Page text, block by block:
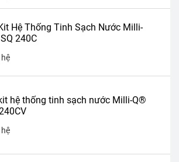
Hệ Thống Tinh Sạch Nước Milli-
240C
hệ thống tinh sạch nước Milli-Q®